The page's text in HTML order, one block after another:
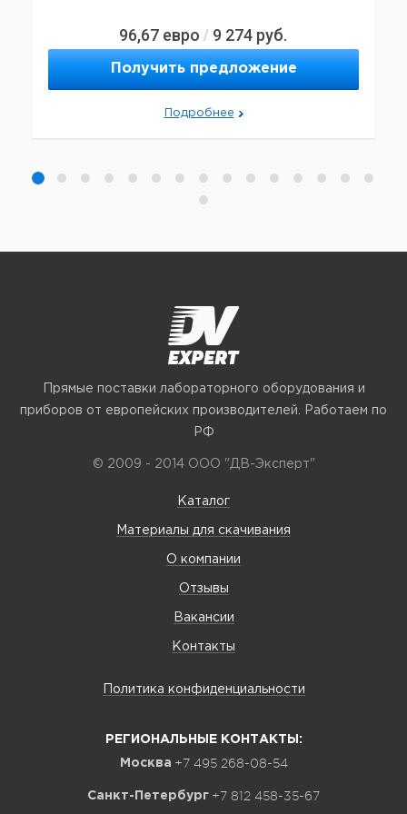
96,67 евро / 9 274 руб.
Получить предложение
Подробнее
Прямые поставки лабораторного оборудования и
приборов от европейских производителей. Работаем по
РФ
© 2009 - 2014 ООО "ДВ-Эксперт"
Каталог
Материалы для скачивания
О компании
Отзывы
Вакансии
Контакты
Политика конфиденциальности
РЕГИОНАЛЬНЫЕ КОНТАКТЫ:
Москва +7 495 268-08-54
Санкт-Петербург +7 812 458-35-67